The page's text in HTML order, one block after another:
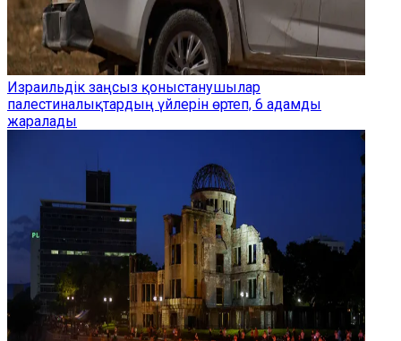
Израильдік заңсыз қоныстанушылар
палестиналықтардың үйлерін өртеп, 6 адамды
жаралады